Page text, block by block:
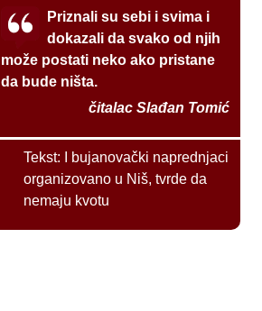
Priznali su sebi i svima i
dokazali da svako od njih
može postati neko ako pristane
da bude ništa.
čitalac Slađan Tomić
Tekst:
I bujanovački naprednjaci
organizovano u Niš, tvrde da
nemaju kvotu